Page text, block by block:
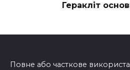
Геракліт
Повне або часткове